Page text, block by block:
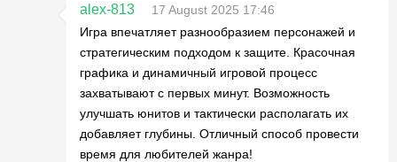
alex-813
17 August 2025 17:46
Игра впечатляет разнообразием персонажей и
стратегическим подходом к защите. Красочная
графика и динамичный игровой процесс
захватывают с первых минут. Возможность
улучшать юнитов и тактически располагать их
добавляет глубины. Отличный способ провести
время для любителей жанра!